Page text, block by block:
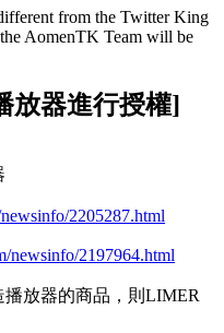
from the Twitter King
AomenTK Team will be
放器進行授權]
2205287.html
newsinfo/2197964.html
播放器的商品，則LIMER